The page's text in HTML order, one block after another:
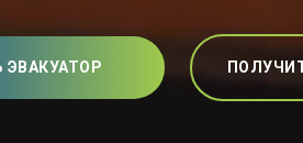
ЭВАКУАТОР